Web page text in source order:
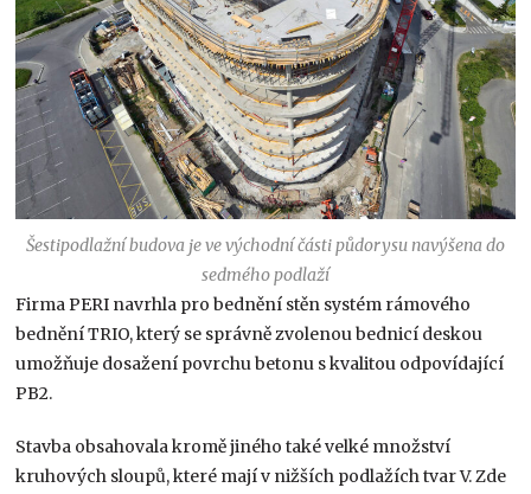
Šestipodlažní budova je ve východní části půdorysu navýšena do
sedmého podlaží
Firma PERI navrhla pro bednění stěn systém rámového
bednění TRIO, který se správně zvolenou bednicí deskou
umožňuje dosažení povrchu betonu s kvalitou odpovídající
PB2.
Stavba obsahovala kromě jiného také velké množství
kruhových sloupů, které mají v nižších podlažích tvar V. Zde